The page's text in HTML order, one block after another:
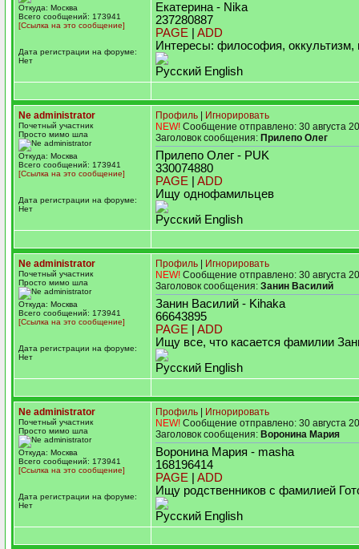
Откуда: Москва
Всего сообщений: 173941
[Ссылка на это сообщение]
Дата регистрации на форуме:
Нет
Екатерина - Nika
237280887
PAGE
ADD
Интересы: философия, оккультизм,
Русский English
Ne administrator
Почетный участник
Просто мимо шла
Откуда: Москва
Всего сообщений: 173941
[Ссылка на это сообщение]
Дата регистрации на форуме:
Нет
Профиль
Игнорировать
NEW! Сообщение отправлено: 30 августа
Заголовок сообщения: Прилепо Олег
Прилепо Олег - PUK
330074880
PAGE
ADD
Ищу однофамильцев
Русский English
Ne administrator
Почетный участник
Просто мимо шла
Откуда: Москва
Всего сообщений: 173941
[Ссылка на это сообщение]
Дата регистрации на форуме:
Нет
Профиль
Игнорировать
NEW! Сообщение отправлено: 30 августа
Заголовок сообщения: Занин Василий
Занин Василий - Kihaka
66643895
PAGE
ADD
Ищу все, что касается фамилии
Русский English
Ne administrator
Почетный участник
Просто мимо шла
Откуда: Москва
Всего сообщений: 173941
[Ссылка на это сообщение]
Дата регистрации на форуме:
Нет
Профиль
Игнорировать
NEW! Сообщение отправлено: 30 августа
Заголовок сообщения: Воронина Мария
Воронина Мария - masha
168196414
PAGE
ADD
Ищу родственников с фамилией
Русский English